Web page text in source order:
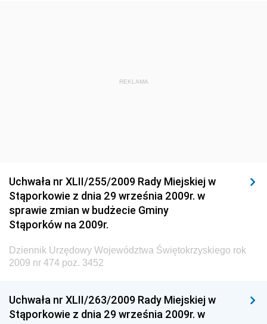
Dziennik Urzędowy Głównego Inspektora Ochrony
Dziennik Urzędowy Ministra Budownictwa i Przemysłu
Materiałów Budowlanych
Dziennik Urzędowy Ministra Infrastruktury i Rozwoju
Dziennik Urzędowy Głównego Inspektoratu Ochrony
Środowiska
Dziennik Urzędowy Generalnej Dyrekcji Ochrony
Dziennik Urzędowy Ministerstwa Administracji,
Gospodarki Terenowej i Ochrony Środowiska
REKLAMA
Uchwała nr XLII/255/2009 Rady Miejskiej w
Stąporkowie z dnia 29 września 2009r. w
sprawie zmian w budżecie Gminy
Stąporków na 2009r.
Dziennik Urzędowy Województwa Świętokrzyskiego rok
2009 nr 474 poz. 3452
Uchwała nr XLII/263/2009 Rady Miejskiej w
Stąporkowie z dnia 29 września 2009r. w